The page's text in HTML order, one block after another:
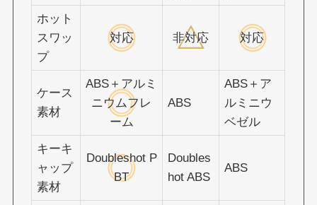
ホット
スワッ
プ
対応 非対応 対応
ケース
素材
ABS＋アルミ
ニウムフレ
ーム
ABS
ABS＋ア
ルミニウ
ベゼル
キーキ
ャップ
素材
Doubleshot P
BT
Doubles
hot ABS
ABS